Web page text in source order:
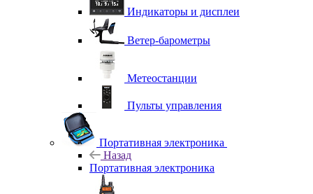
Индикаторы и дисплеи
Ветер-барометры
Метеостанции
Пульты управления
Портативная электроника
Назад
Портативная электроника